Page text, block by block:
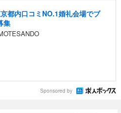
都内口コミNO.1婚礼会場でブ
集
Sponsored by